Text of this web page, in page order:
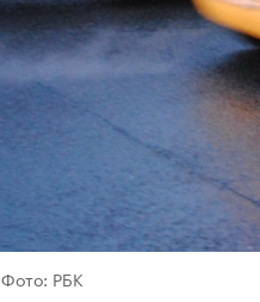
Фото: РБК